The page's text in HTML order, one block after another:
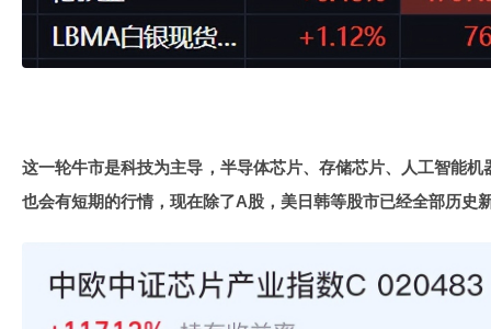
这一轮牛市是科技为主导，半导体芯片、存储芯片、人工智能
也会有短期的行情，现在除了A股，美日韩等股市已经全部历史